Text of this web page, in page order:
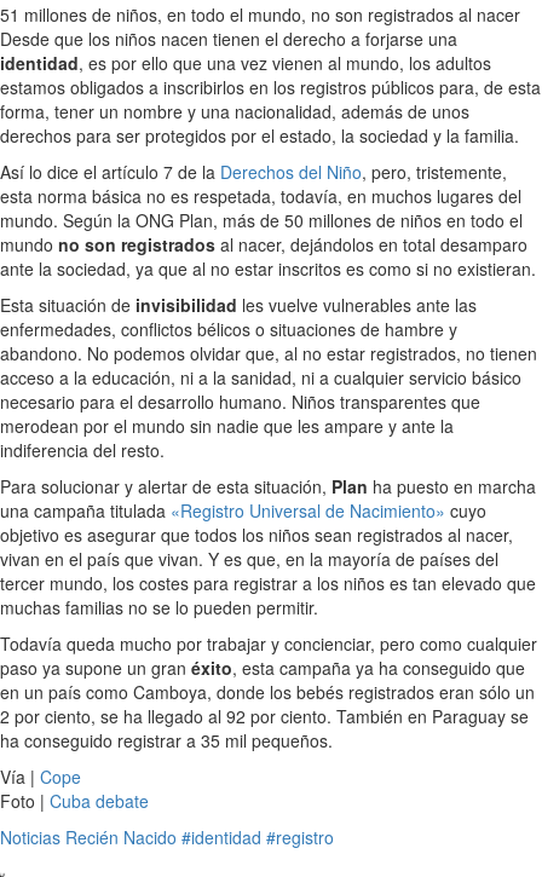
51 millones de niños, en todo el mundo, no son registrados al nacer
Desde que los niños nacen tienen el derecho a forjarse una
identidad, es por ello que una vez vienen al mundo, los adultos
estamos obligados a inscribirlos en los registros públicos para, de esta
forma, tener un nombre y una nacionalidad, además de unos
derechos para ser protegidos por el estado, la sociedad y la familia.
Así lo dice el artículo 7 de la Derechos del Niño, pero, tristemente,
esta norma básica no es respetada, todavía, en muchos lugares del
mundo. Según la ONG Plan, más de 50 millones de niños en todo el
mundo no son registrados al nacer, dejándolos en total desamparo
ante la sociedad, ya que al no estar inscritos es como si no existieran.
Esta situación de invisibilidad les vuelve vulnerables ante las
enfermedades, conflictos bélicos o situaciones de hambre y
abandono. No podemos olvidar que, al no estar registrados, no tienen
acceso a la educación, ni a la sanidad, ni a cualquier servicio básico
necesario para el desarrollo humano. Niños transparentes que
merodean por el mundo sin nadie que les ampare y ante la
indiferencia del resto.
Para solucionar y alertar de esta situación, Plan ha puesto en marcha
una campaña titulada «Registro Universal de Nacimiento» cuyo
objetivo es asegurar que todos los niños sean registrados al nacer,
vivan en el país que vivan. Y es que, en la mayoría de países del
tercer mundo, los costes para registrar a los niños es tan elevado que
muchas familias no se lo pueden permitir.
Todavía queda mucho por trabajar y concienciar, pero como cualquier
paso ya supone un gran éxito, esta campaña ya ha conseguido que
en un país como Camboya, donde los bebés registrados eran sólo un
2 por ciento, se ha llegado al 92 por ciento. También en Paraguay se
ha conseguido registrar a 35 mil pequeños.
Vía | Cope
Foto | Cuba debate
Noticias Recién Nacido #identidad #registro